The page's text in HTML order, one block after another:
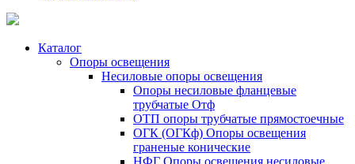
Каталог
Опоры освещения
Несиловые опоры освещения
Опоры несиловые фланцевые
трубчатые Отф
ОТП опоры трубчатые прямостоечные
ОГК (ОГКф) Опоры освещения
граненые конические
НФГ Опоры освещения несиловые